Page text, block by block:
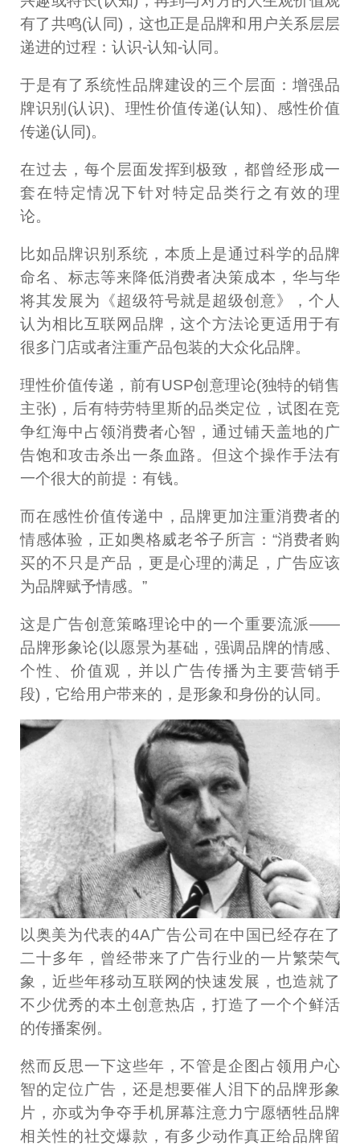
有了共鸣(认同)，这也正是品牌和用户关系层层
递进的过程：认识-认知-认同。
于是有了系统性品牌建设的三个层面：增强品
牌识别(认识)、理性价值传递(认知)、感性价值
传递(认同)。
在过去，每个层面发挥到极致，都曾经形成一
套在特定情况下针对特定品类行之有效的理
论。
比如品牌识别系统，本质上是通过科学的品牌
命名、标志等来降低消费者决策成本，华与华
将其发展为《超级符号就是超级创意》，个人
认为相比互联网品牌，这个方法论更适用于有
很多门店或者注重产品包装的大众化品牌。
理性价值传递，前有USP创意理论(独特的销售
主张)，后有特劳特里斯的品类定位，试图在竞
争红海中占领消费者心智，通过铺天盖地的广
告饱和攻击杀出一条血路。但这个操作手法有
一个很大的前提：有钱。
而在感性价值传递中，品牌更加注重消费者的
情感体验，正如奥格威老爷子所言：“消费者购
买的不只是产品，更是心理的满足，广告应该
为品牌赋予情感。”
这是广告创意策略理论中的一个重要流派——
品牌形象论(以愿景为基础，强调品牌的情感、
个性、价值观，并以广告传播为主要营销手
段)，它给用户带来的，是形象和身份的认同。
以奥美为代表的4A广告公司在中国已经存在了
二十多年，曾经带来了广告行业的一片繁荣气
象，近些年移动互联网的快速发展，也造就了
不少优秀的本土创意热店，打造了一个个鲜活
的传播案例。
然而反思一下这些年，不管是企图占领用户心
智的定位广告，还是想要催人泪下的品牌形象
片，亦或为争夺手机屏幕注意力宁愿牺牲品牌
相关性的社交爆款，有多少动作真正给品牌留